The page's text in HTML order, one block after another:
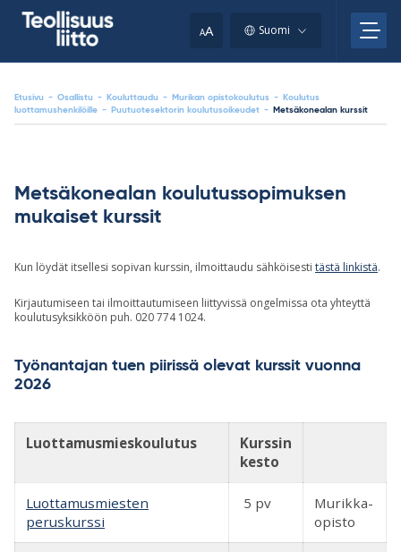
AA Suomi
Etusivu - Osallistu - Kouluttaudu - Murikan opistokoulutus -
Koulutus
luottamushenkilöille - Puutuotesektorin koulutusoikeudet - Metsäkonealan kurssit
Metsäkonealan koulutussopimuksen
mukaiset kurssit
Kun löydät itsellesi sopivan kurssin, ilmoittaudu sähköisesti tästä linkistä.
Kirjautumiseen tai ilmoittautumiseen liittyvissä ongelmissa ota yhteyttä
koulutusyksikköön puh. 020 774 1024.
Työnantajan tuen piirissä olevat kurssit vuonna
2026
Luottamusmieskoulutus
Kurssin
kesto
Luottamusmiesten
peruskurssi
5 pv
Murikka-
opisto
clipboard.)